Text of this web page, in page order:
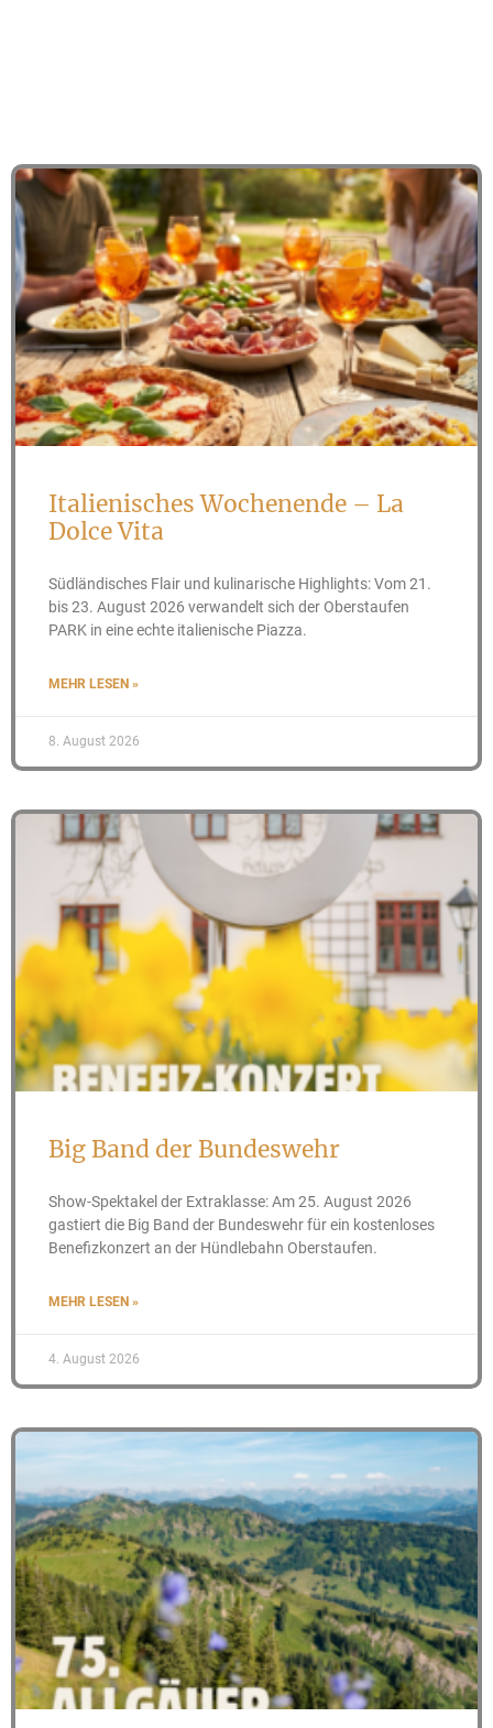
Italienisches Wochenende – La
Dolce Vita
Südländisches Flair und kulinarische Highlights: Vom 21.
bis 23. August 2026 verwandelt sich der Oberstaufen
PARK in eine echte italienische Piazza.
MEHR LESEN »
8. August 2026
Big Band der Bundeswehr
Show-Spektakel der Extraklasse: Am 25. August 2026
gastiert die Big Band der Bundeswehr für ein kostenloses
Benefizkonzert an der Hündlebahn Oberstaufen.
MEHR LESEN »
4. August 2026